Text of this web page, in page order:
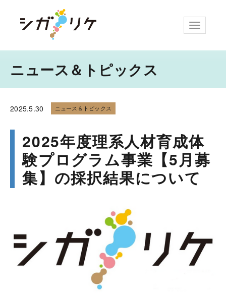
ナビゲー
ニュース＆トピックス
2025.5.30 ニュース＆トピックス
2025年度理系人材育成体
験プログラム事業【5月募
集】の採択結果について